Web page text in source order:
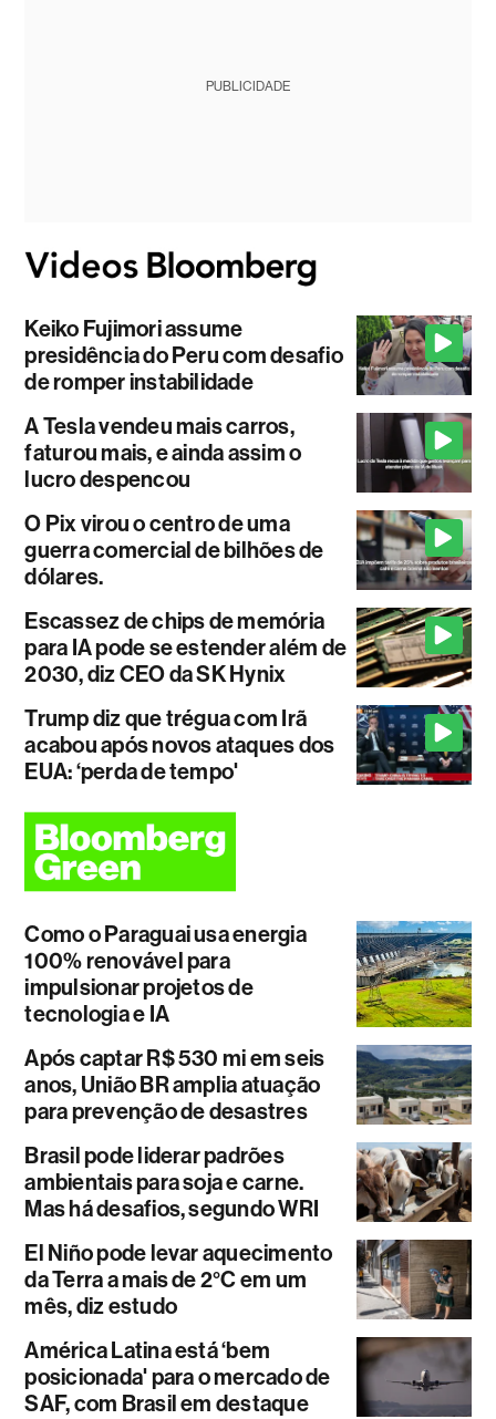
PUBLICIDADE
Keiko Fujimori assume
presidência do Peru com desafio
de romper instabilidade
A Tesla vendeu mais carros,
faturou mais, e ainda assim o
lucro despencou
O Pix virou o centro de uma
guerra comercial de bilhões de
dólares.
Escassez de chips de memória
para IA pode se estender além de
2030, diz CEO da SK Hynix
Trump diz que trégua com Irã
acabou após novos ataques dos
EUA: ‘perda de tempo'
Como o Paraguai usa energia
100% renovável para
impulsionar projetos de
tecnologia e IA
Após captar R$ 530 mi em seis
anos, União BR amplia atuação
para prevenção de desastres
Brasil pode liderar padrões
ambientais para soja e carne.
Mas há desafios, segundo WRI
El Niño pode levar aquecimento
da Terra a mais de 2°C em um
mês, diz estudo
América Latina está ‘bem
posicionada' para o mercado de
SAF, com Brasil em destaque